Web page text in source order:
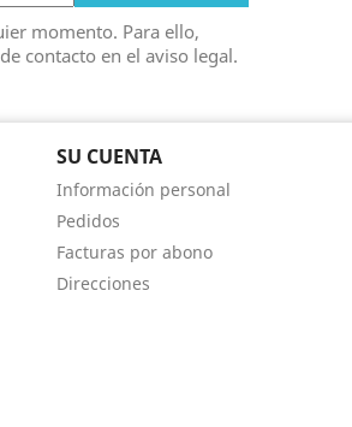
momento. Para ello,
contacto en el aviso legal.
SU CUENTA
Información personal
Pedidos
Facturas por abono
Direcciones